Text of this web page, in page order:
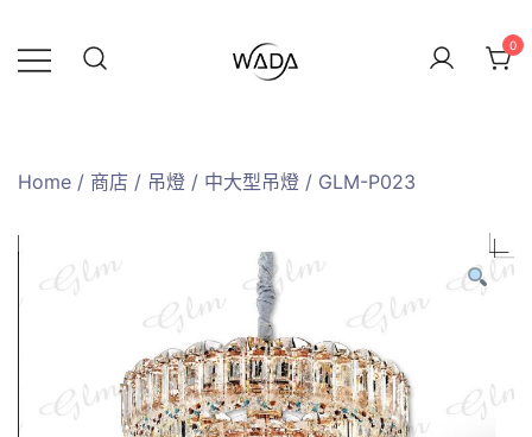
0
Home / 商店 / 吊燈 / 中大型吊燈 / GLM-P023